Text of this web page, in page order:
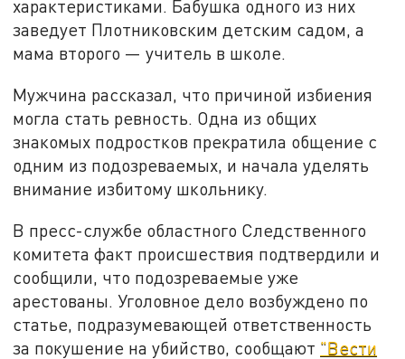
характеристиками. Бабушка одного из них
заведует Плотниковским детским садом, а
мама второго — учитель в школе.
Мужчина рассказал, что причиной избиения
могла стать ревность. Одна из общих
знакомых подростков прекратила общение с
одним из подозреваемых, и начала уделять
внимание избитому школьнику.
В пресс-службе областного Следственного
комитета факт происшествия подтвердили и
сообщили, что подозреваемые уже
арестованы. Уголовное дело возбуждено по
статье, подразумевающей ответственность
за покушение на убийство, сообщают "Вести